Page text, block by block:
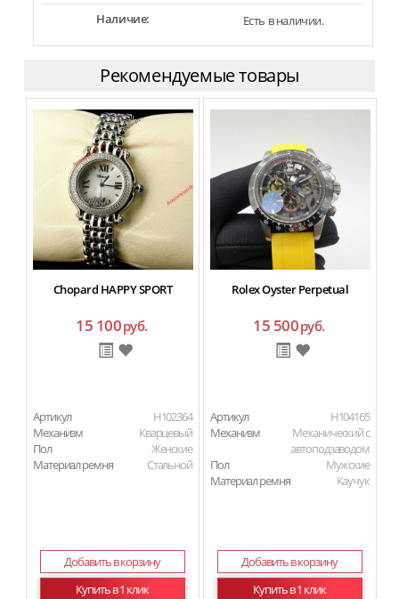
Наличие:
Есть в наличии.
Рекомендуемые товары
Chopard HAPPY SPORT
15 100руб.
Артикул
H102364
Механизм
Кварцевый
Пол
Женские
Материал ремня
Стальной
Добавить в корзину
Купить в 1 клик
Rolex Oyster Perpetual
15 500руб.
Артикул
H104165
Механизм
Механический с
автоподзаводом
Пол
Мужские
Материал ремня
Каучук
Добавить в корзину
Купить в 1 клик